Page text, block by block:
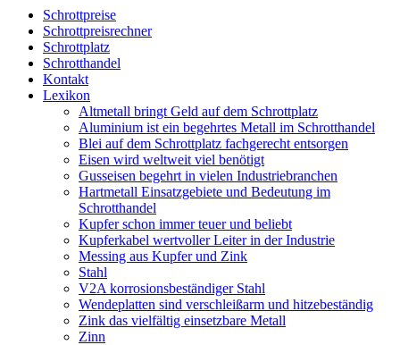
Schrottpreise
Schrottpreisrechner
Schrottplatz
Schrotthandel
Kontakt
Lexikon
Altmetall bringt Geld auf dem Schrottplatz
Aluminium ist ein begehrtes Metall im Schrotthandel
Blei auf dem Schrottplatz fachgerecht entsorgen
Eisen wird weltweit viel benötigt
Gusseisen begehrt in vielen Industriebranchen
Hartmetall Einsatzgebiete und Bedeutung im
Schrotthandel
Kupfer schon immer teuer und beliebt
Kupferkabel wertvoller Leiter in der Industrie
Messing aus Kupfer und Zink
Stahl
V2A korrosionsbeständiger Stahl
Wendeplatten sind verschleißarm und hitzebeständig
Zink das vielfältig einsetzbare Metall
Zinn